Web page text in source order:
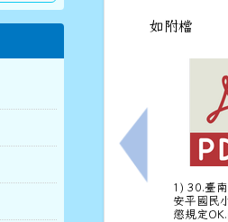
上一筆：轉
如附檔
1) 30.臺
安平國民
懲規定